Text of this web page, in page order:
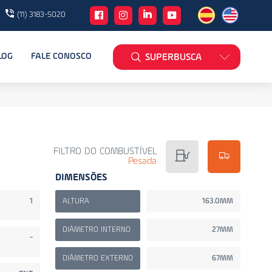
(11) 3183-5020
FALE CONOSCO SUPERBUSCA
FILTRO DO COMBUSTÍVEL
Pesada
1
-
DIMENSÕES
ALTURA 163.0MM
DIÂMETRO INTERNO 27MM
DIÂMETRO EXTERNO 67MM